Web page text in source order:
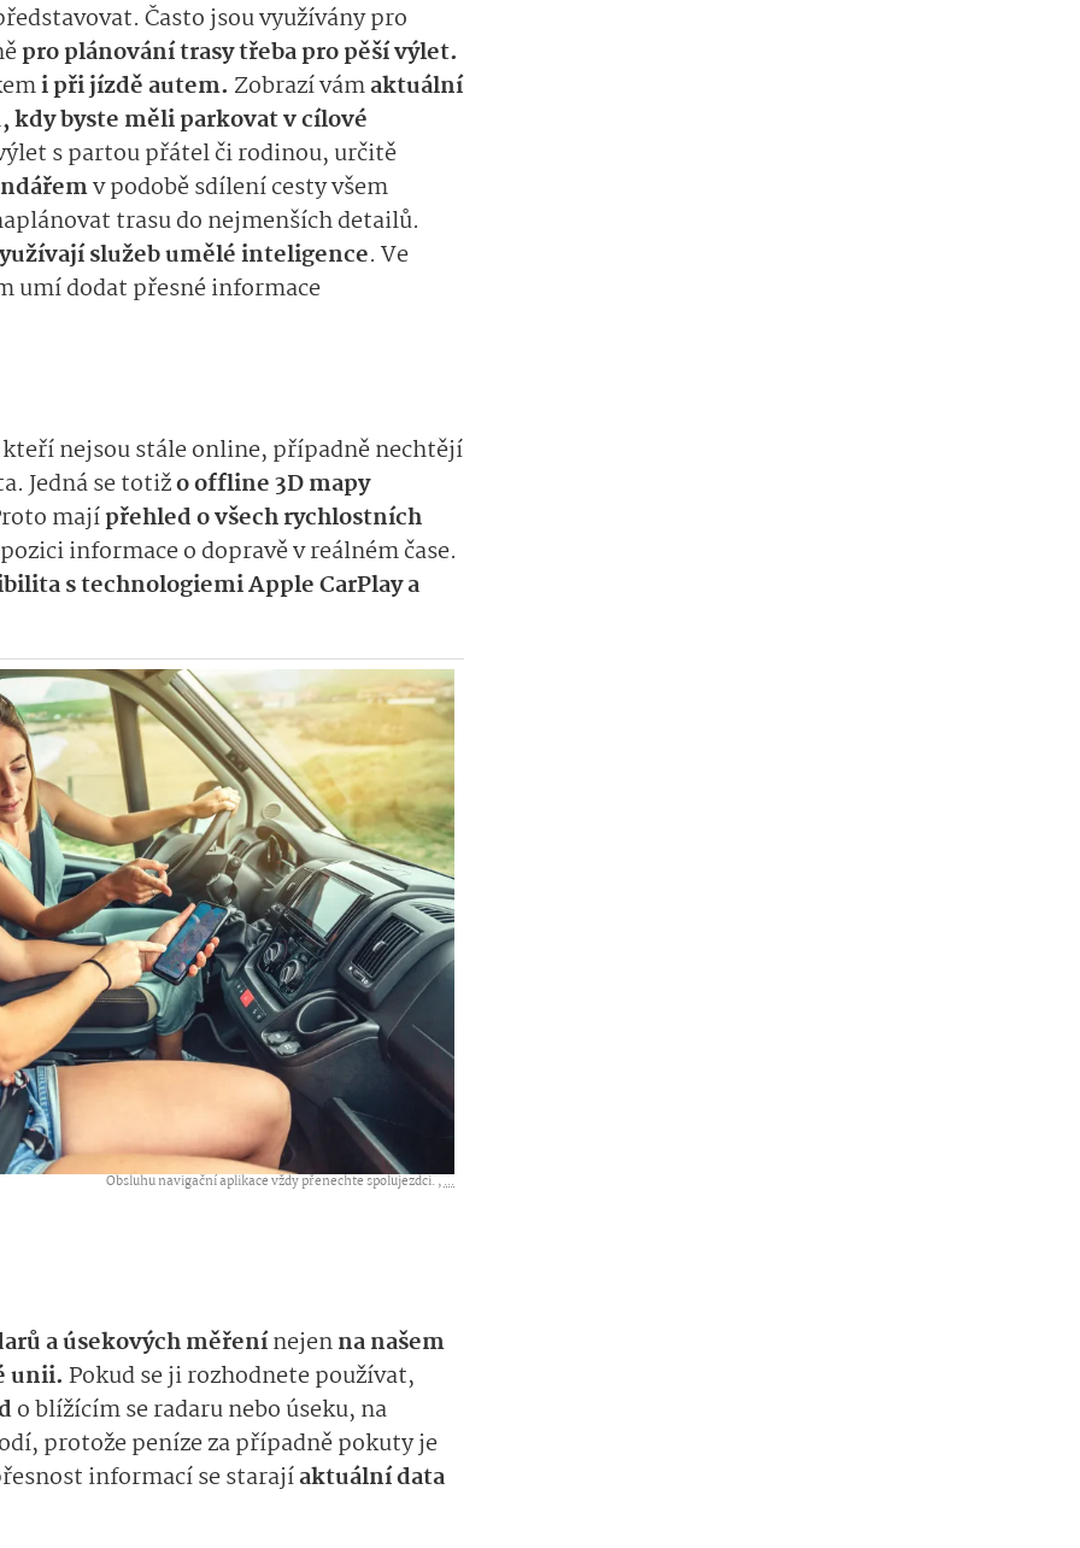
Často jsou využívány pro
pro plánování trasy třeba pro pěší výlet.
i při jízdě autem. Zobrazí vámaktuální
byste měli parkovat v cílové
s partou přátel či rodinou, určitě
v podobě sdílení cesty všem
trasu do nejmenších detailů.
služeb umělé inteligence. Ve
umí dodat přesné informace
nejsou stále online, případně nechtějí
Jedná se totižo offline 3D mapy
majípřehled o všech rychlostních
informace o dopravě v reálném čase.
s technologiemi AppleCarPlay a
Obsluhu navigační aplikace vždy přenechte spolujezdci. ,...
a úsekových měřenínejenna našem
unii. Pokud se ji rozhodnete používat,
o blížícím se radaru nebo úseku, na
protože peníze za případně pokuty je
informací se starajíaktuální data